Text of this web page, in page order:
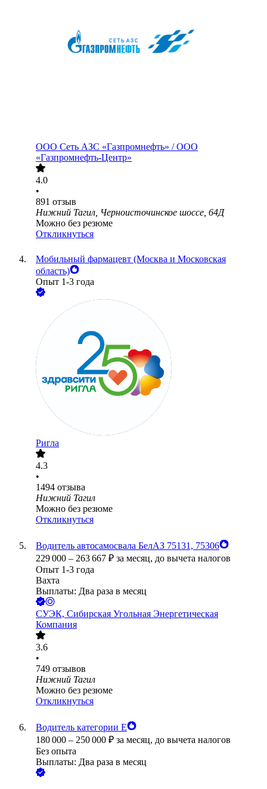
ООО Сеть АЗС «Газпромнефть» / ООО
«Газпромнефть-Центр»
4.0
•
891 отзыв
Нижний Тагил, Черноисточинское шоссе, 64Д
Можно без резюме
Откликнуться
Мобильный фармацевт (Москва и Московская
область)
Опыт 1-3 года
Ригла
4.3
•
1494 отзыва
Нижний Тагил
Можно без резюме
Откликнуться
Водитель автосамосвала БелАЗ 75131, 75306
229 000 – 263 667 ₽ за месяц, до вычета налогов
Опыт 1-3 года
Вахта
Выплаты: Два раза в месяц
СУЭК, Сибирская Угольная Энергетическая
Компания
3.6
•
749 отзывов
Нижний Тагил
Можно без резюме
Откликнуться
Водитель категории Е
180 000 – 250 000 ₽ за месяц, до вычета налогов
Без опыта
Выплаты: Два раза в месяц